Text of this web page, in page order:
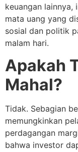
keuangan
mata uang yang
sosial dan politik
malam hari.
Apakah
Mahal?
Tidak. Sebagian
memungkinkan
perdagangan
bahwa investor